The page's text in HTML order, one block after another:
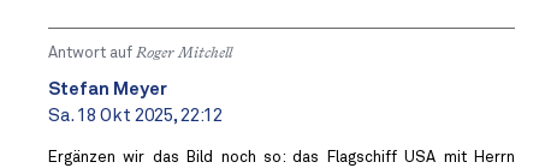
Antwort auf Roger Mitchell
Stefan Meyer
Sa. 18 Okt 2025, 22:12
Ergänzen wir das Bild noch so: das Flagschiff USA mit Herrn